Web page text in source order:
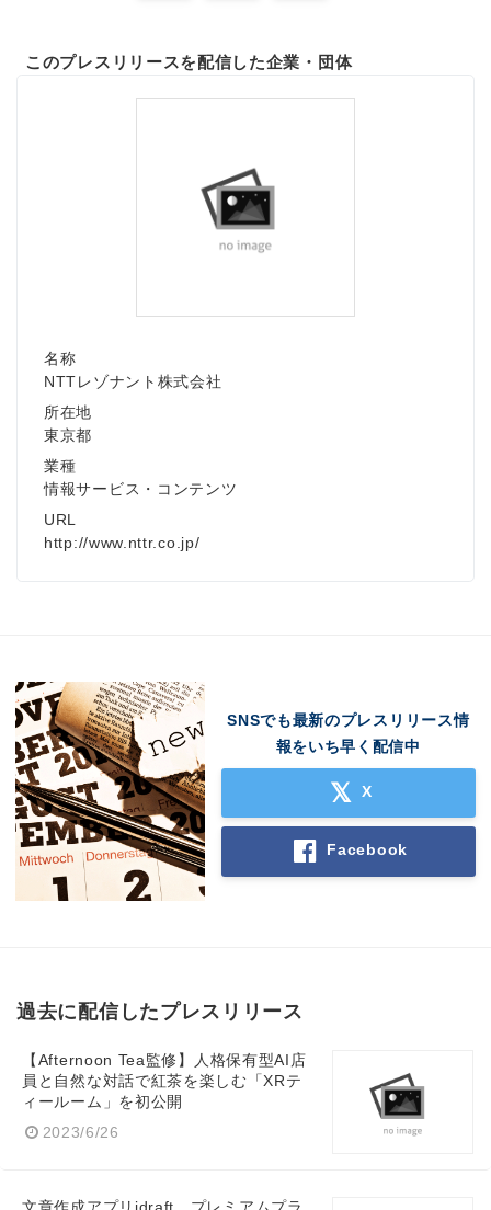
このプレスリリースを配信した企業・団体
名称
NTTレゾナント株式会社
所在地
東京都
業種
情報サービス・コンテンツ
URL
http://www.nttr.co.jp/
SNSでも最新のプレスリリース情
報をいち早く配信中
X
Facebook
過去に配信したプレスリリース
【Afternoon Tea監修】人格保有型AI店
員と自然な対話で紅茶を楽しむ「XRテ
ィールーム」を初公開
2023/6/26